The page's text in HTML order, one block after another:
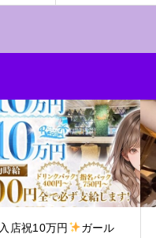
入店祝10万円
ガール